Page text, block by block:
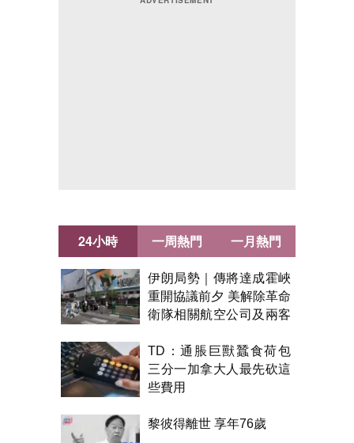
24小時
伊朗局勢｜傳將達成霍峽
重開協議前夕 美解除革命
衛隊相關航空公司及兩客
TD：通脹巨獸蠶食荷包
三分一加拿大人最先砍這
些費用
黎彼得離世 享年76歲
一周熱門 一月熱門